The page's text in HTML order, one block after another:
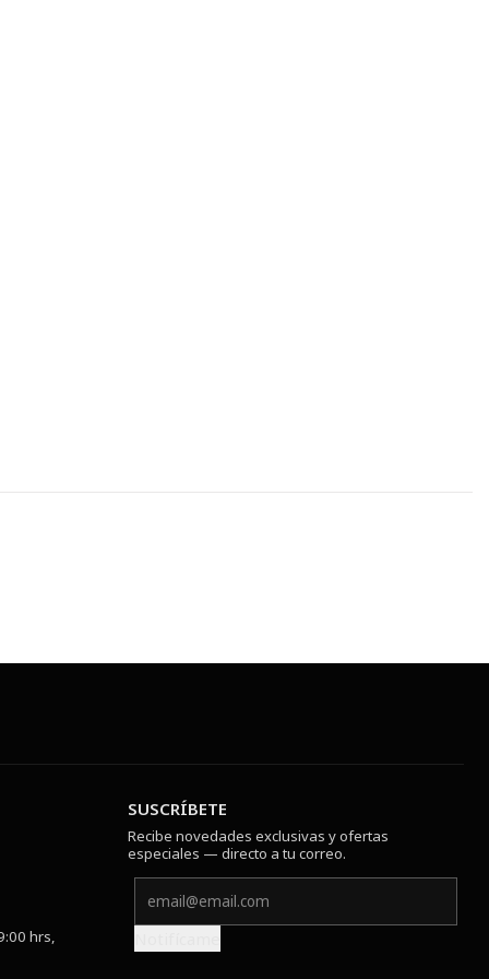
hrs,
SUSCRÍBETE
Recibe novedades exclusivas y ofertas
especiales — directo a tu correo.